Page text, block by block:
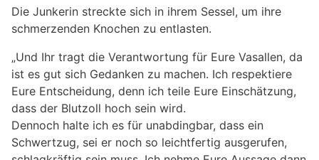
Die Junkerin streckte sich in ihrem Sessel, um ihre
schmerzenden Knochen zu entlasten.
„Und Ihr tragt die Verantwortung für Eure Vasallen, da
ist es gut sich Gedanken zu machen. Ich respektiere
Eure Entscheidung, denn ich teile Eure Einschätzung,
dass der Blutzoll hoch sein wird.
Dennoch halte ich es für unabdingbar, dass ein
Schwertzug, sei er noch so leichtfertig ausgerufen,